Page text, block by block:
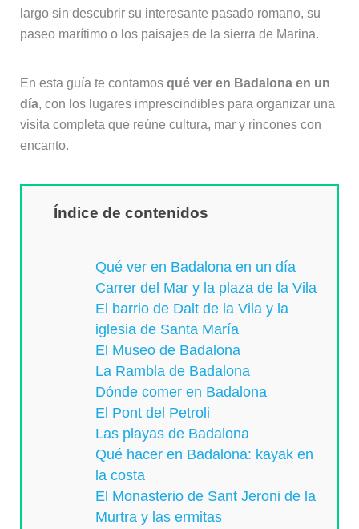
largo sin descubrir su interesante pasado romano, su
paseo marítimo o los paisajes de la sierra de Marina.
En esta guía te contamos qué ver en Badalona en un
día, con los lugares imprescindibles para organizar una
visita completa que reúne cultura, mar y rincones con
encanto.
Índice de contenidos
Qué ver en Badalona en un día
Carrer del Mar y la plaza de la Vila
El barrio de Dalt de la Vila y la
iglesia de Santa María
El Museo de Badalona
La Rambla de Badalona
Dónde comer en Badalona
El Pont del Petroli
Las playas de Badalona
Qué hacer en Badalona: kayak en
la costa
El Monasterio de Sant Jeroni de la
Murtra y las ermitas